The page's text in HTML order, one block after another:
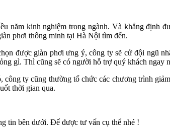
năm kinh nghiệm trong ngành. Và khẳng định
phơi thông minh tại Hà Nội tìm đến.
được giàn phơi ưng ý, công ty sẽ cử đội ngũ
gì. Thì cũng sẽ có người hỗ trợ quý khách ngay
ty cũng thường tổ chức các chương trình
thời gian qua.
tin bên dưới. Để được tư vấn cụ thể nhé !